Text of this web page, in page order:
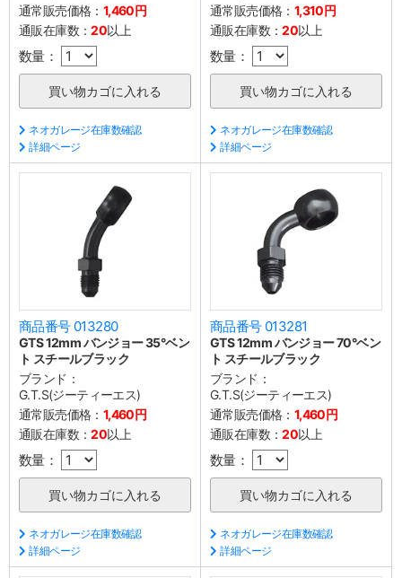
通常販売価格： 1,460円
通販在庫数：20以上
数量：
ネオガレージ在庫数確認
詳細ページ
通常販売価格： 1,310円
通販在庫数：20以上
数量：
ネオガレージ在庫数確認
詳細ページ
商品番号 013280
GTS 12mm バンジョー 35°ベン
ト スチールブラック
ブランド：
G.T.S(ジーティーエス)
通常販売価格： 1,460円
通販在庫数：20以上
数量：
ネオガレージ在庫数確認
詳細ページ
商品番号 013281
GTS 12mm バンジョー 70°ベン
ト スチールブラック
ブランド：
G.T.S(ジーティーエス)
通常販売価格： 1,460円
通販在庫数：20以上
数量：
ネオガレージ在庫数確認
詳細ページ